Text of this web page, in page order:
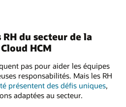
du secteur de la
HCM
pas pour aider les équipes
responsabilités. Mais les RH
présentent des défis uniques,
adaptées au secteur.